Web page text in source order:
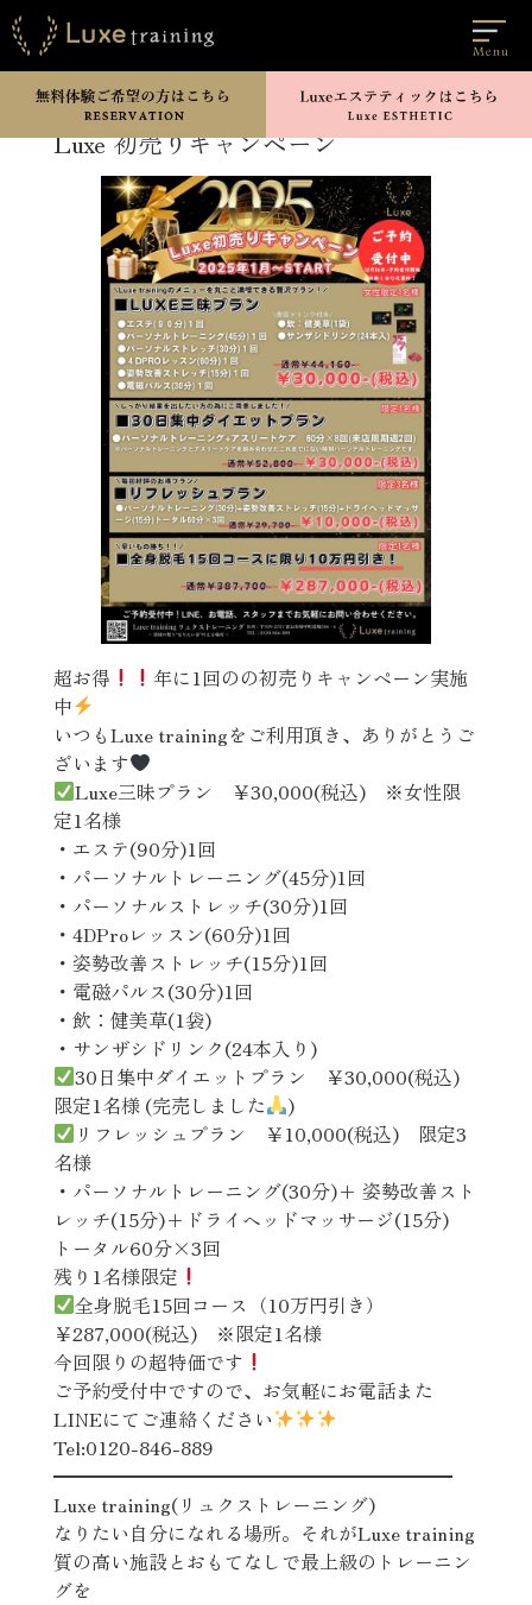
Luxe 初売りキャンペーン
超お得
年に1回のの初売りキャンペーン実施
中
いつもLuxe trainingをご利用頂き、ありがとうご
ざいます
Luxe三昧プラン ￥30,000(税込) ※女性限
定1名様
・エステ(90分)1回
・パーソナルトレーニング(45分)1回
・パーソナルストレッチ(30分)1回
・4DProレッスン(60分)1回
・姿勢改善ストレッチ(15分)1回
・電磁パルス(30分)1回
・飲：健美草(1袋)
・サンザシドリンク(24本入り)
30日集中ダイエットプラン ￥30,000(税込)
限定1名様 (完売しました
)
リフレッシュプラン ￥10,000(税込) 限定3
名様
・パーソナルトレーニング(30分)+ 姿勢改善スト
レッチ(15分)+ドライヘッドマッサージ(15分)
トータル60分×3回
残り1名様限定
全身脱毛15回コース（10万円引き）
￥287,000(税込) ※限定1名様
今回限りの超特価です
ご予約受付中ですので、お気軽にお電話また
LINEにてご連絡ください
Tel:0120-846-889
━━━━━━━━━━━━━━━━━━━━━
Luxe training(リュクストレーニング)
なりたい自分になれる場所。それがLuxe training
質の高い施設とおもてなしで最上級のトレーニン
グを